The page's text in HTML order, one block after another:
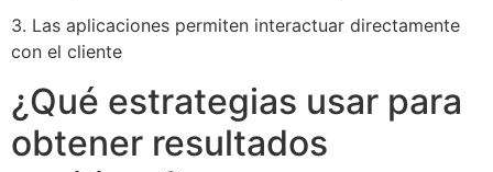
3. Las aplicaciones permiten interactuar directamente
con el cliente
¿Qué estrategias usar para
obtener resultados